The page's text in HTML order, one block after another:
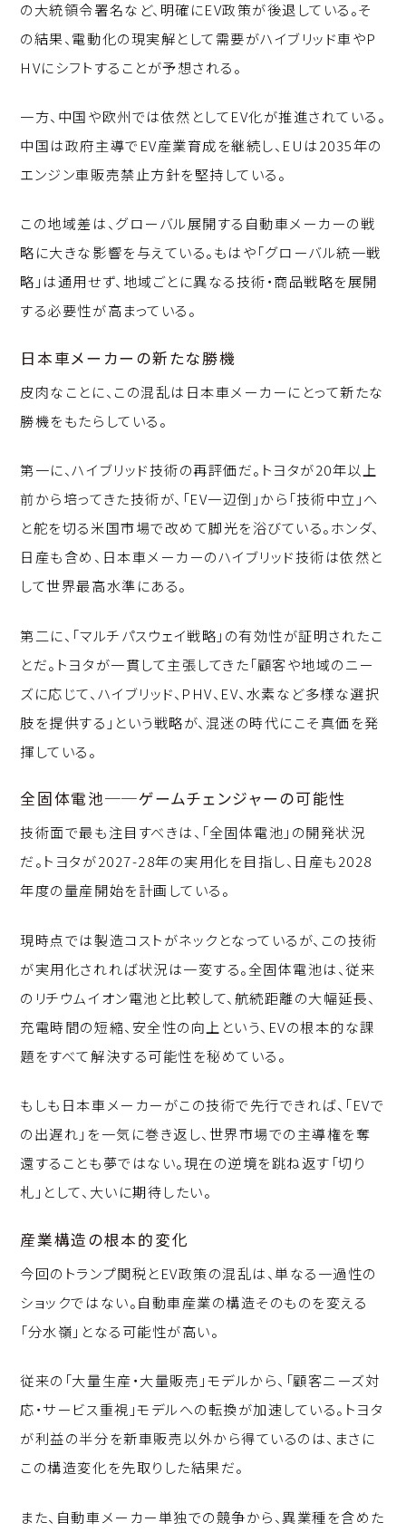
の大統領令署名など、明確にEV政策が後退している。そ
の結果、電動化の現実解として需要がハイブリッド車やP
HVにシフトすることが予想される。
一方、中国や欧州では依然としてEV化が推進されている。
中国は政府主導でEV産業育成を継続し、EUは2035年の
エンジン車販売禁止方針を堅持している。
この地域差は、グローバル展開する自動車メーカーの戦
略に大きな影響を与えている。もはや「グローバル統一戦
略」は通用せず、地域ごとに異なる技術・商品戦略を展開
する必要性が高まっている。
日本車メーカーの新たな勝機
皮肉なことに、この混乱は日本車メーカーにとって新たな
勝機をもたらしている。
第一に、ハイブリッド技術の再評価だ。トヨタが20年以上
前から培ってきた技術が、「EV一辺倒」から「技術中立」へ
と舵を切る米国市場で改めて脚光を浴びている。ホンダ、
日産も含め、日本車メーカーのハイブリッド技術は依然と
して世界最高水準にある。
第二に、「マルチパスウェイ戦略」の有効性が証明されたこ
とだ。トヨタが一貫して主張してきた「顧客や地域のニー
ズに応じて、ハイブリッド、PHV、EV、水素など多様な選択
肢を提供する」という戦略が、混迷の時代にこそ真価を発
揮している。
全固体電池──ゲームチェンジャーの可能性
技術面で最も注目すべきは、「全固体電池」の開発状況
だ。トヨタが2027-28年の実用化を目指し、日産も2028
年度の量産開始を計画している。
現時点では製造コストがネックとなっているが、この技術
が実用化されれば状況は一変する。全固体電池は、従来
のリチウムイオン電池と比較して、航続距離の大幅延長、
充電時間の短縮、安全性の向上という、EVの根本的な課
題をすべて解決する可能性を秘めている。
もしも日本車メーカーがこの技術で先行できれば、「EVで
の出遅れ」を一気に巻き返し、世界市場での主導権を奪
還することも夢ではない。現在の逆境を跳ね返す「切り
札」として、大いに期待したい。
産業構造の根本的変化
今回のトランプ関税とEV政策の混乱は、単なる一過性の
ショックではない。自動車産業の構造そのものを変える
「分水嶺」となる可能性が高い。
従来の「大量生産・大量販売」モデルから、「顧客ニーズ対
応・サービス重視」モデルへの転換が加速している。トヨタ
が利益の半分を新車販売以外から得ているのは、まさに
この構造変化を先取りした結果だ。
また、自動車メーカー単独での競争から、異業種を含めた